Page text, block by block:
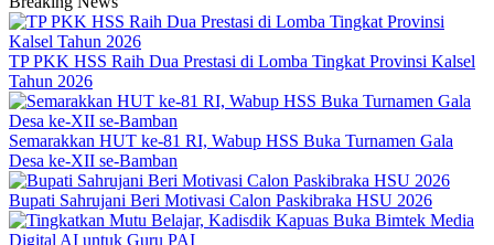
TP PKK HSS Raih Dua Prestasi di Lomba Tingkat Provinsi Kalsel
Tahun 2026
Semarakkan HUT ke-81 RI, Wabup HSS Buka Turnamen Gala
Desa ke-XII se-Bamban
Bupati Sahrujani Beri Motivasi Calon Paskibraka HSU 2026